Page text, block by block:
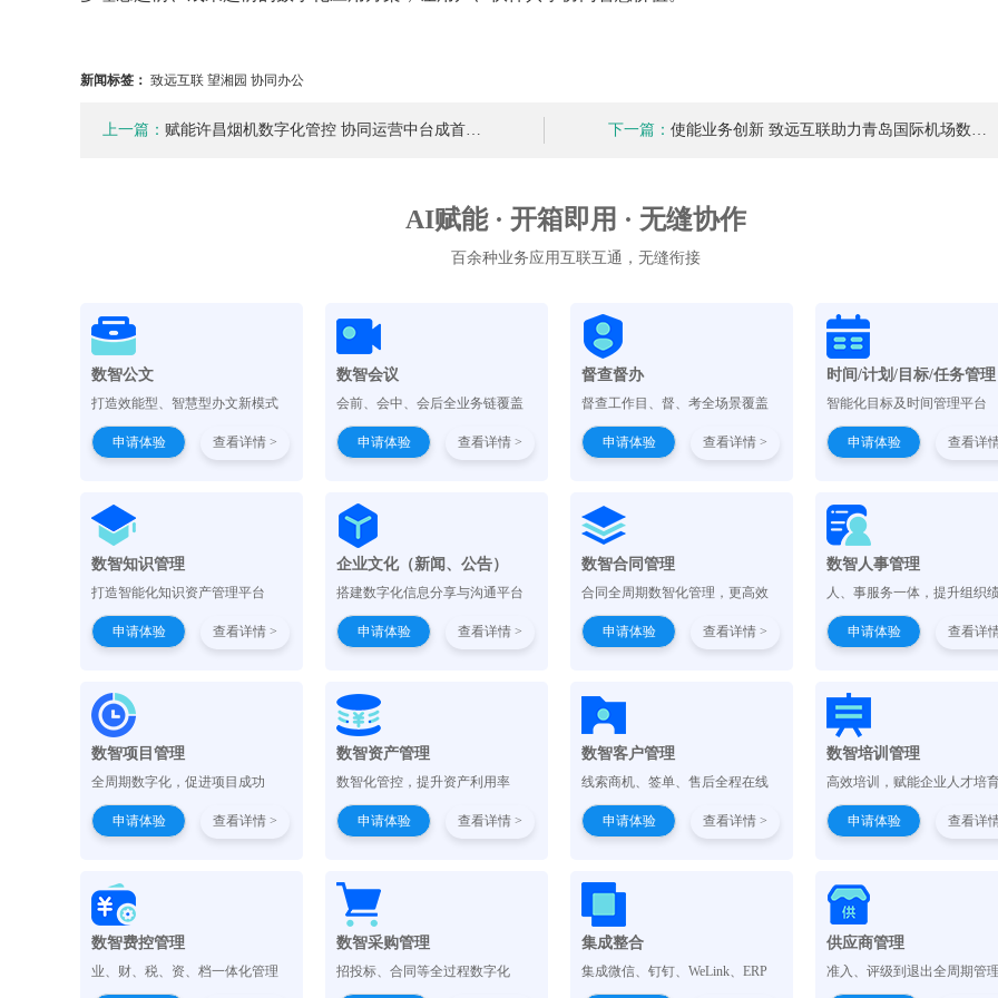
新闻标签： 致远互联 望湘园 协同办公
上一篇： 赋能许昌烟机数字化管控 协同运营中台成首… 下一篇： 使能业务创新 致远互联助力青岛国际机场数…
AI赋能 · 开箱即用 · 无缝协作
百余种业务应用互联互通，无缝衔接
数智公文
打造效能型、智慧型办文新模式
申请体验 查看详情 >
数智会议
会前、会中、会后全业务链覆盖
申请体验 查看详情 >
督查督办
督查工作目、督、考全场景覆盖
申请体验 查看详情 >
时间/计划/目标/任务管理
智能化目标及时间管理平台
申请体验 查看详
数智知识管理
打造智能化知识资产管理平台
申请体验 查看详情 >
企业文化（新闻、公告）
搭建数字化信息分享与沟通平台
申请体验 查看详情 >
数智合同管理
合同全周期数智化管理，更高效
申请体验 查看详情 >
数智人事管理
人、事服务一体，提升组织
申请体验 查看详
数智项目管理
全周期数字化，促进项目成功
申请体验 查看详情 >
数智资产管理
数智化管控，提升资产利用率
申请体验 查看详情 >
数智客户管理
线索商机、签单、售后全程在线
申请体验 查看详情 >
数智培训管理
高效培训，赋能企业人才培
申请体验 查看详
数智费控管理
业、财、税、资、档一体化管理
数智采购管理
招投标、合同等全过程数字化
集成整合
集成微信、钉钉、WeLink、ERP
供应商管理
准入、评级到退出全周期管